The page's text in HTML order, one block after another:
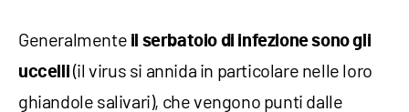
Generalmente il serbatoio di infezione sono gli
uccelli (il virus si annida in particolare nelle loro
ghiandole salivari), che vengono punti dalle